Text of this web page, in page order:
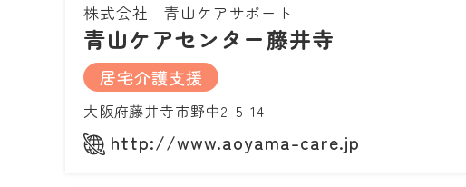
株式会社 青山ケアサポート
青山ケアセンター藤井寺
居宅介護支援
大阪府藤井寺市野中2-5-14
http://www.aoyama-care.jp